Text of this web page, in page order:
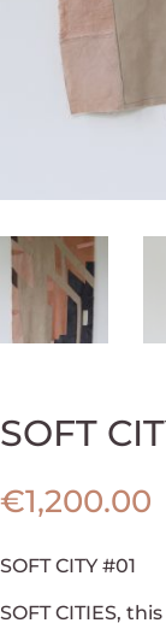
SOFT
€1,200.00
SOFT CITY #01
SOFT CITIES,